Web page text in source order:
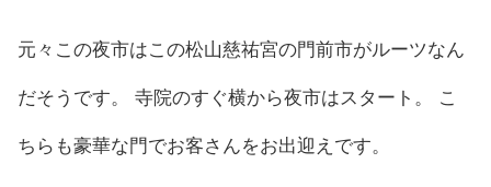
元々この夜市はこの松山慈祐宮の門前市がルーツなん
だそうです。 寺院のすぐ横から夜市はスタート。 こ
ちらも豪華な門でお客さんをお出迎えです。